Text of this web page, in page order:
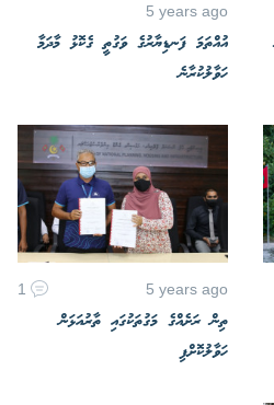
5 years ago
އުއްތަމަ ފަނޑިޔާރުގެ ވަގުތީ ގެކޮޅު މާދަމާ
ހަވާލުކުރާނެ
5 years ago
1
ތިން ރަށެއްގެ މަގުތަކުގައި ތާރުއަޅަން
ހަވާލުކޮށްފި